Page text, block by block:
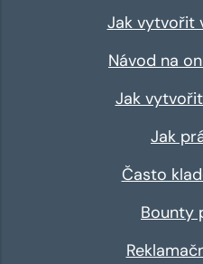
Jak vytvořit
Návod na
Jak
Jak
Často
Bounty